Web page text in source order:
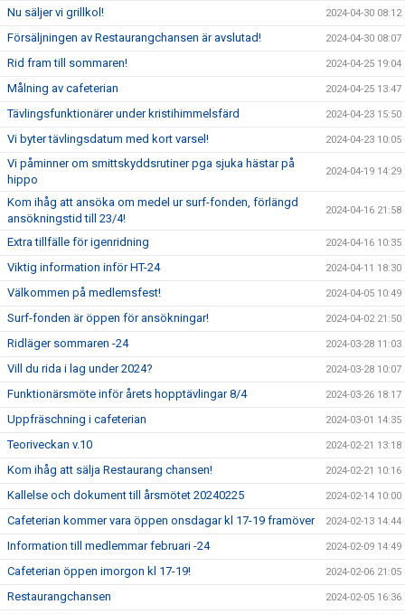
Nu säljer vi grillkol! 2024-04-30 08:12
Försäljningen av Restaurangchansen är avslutad! 2024-04-30 08:07
Rid fram till sommaren! 2024-04-25 19:04
Målning av cafeterian 2024-04-25 13:47
Tävlingsfunktionärer under kristihimmelsfärd 2024-04-23 15:50
Vi byter tävlingsdatum med kort varsel! 2024-04-23 10:05
Vi påminner om smittskyddsrutiner pga sjuka hästar på
hippo
2024-04-19 14:29
Kom ihåg att ansöka om medel ur surf-fonden, förlängd
ansökningstid till 23/4!
2024-04-16 21:58
Extra tillfälle för igenridning 2024-04-16 10:35
Viktig information inför HT-24 2024-04-11 18:30
Välkommen på medlemsfest! 2024-04-05 10:49
Surf-fonden är öppen för ansökningar! 2024-04-02 21:50
Ridläger sommaren -24 2024-03-28 11:03
Vill du rida i lag under 2024? 2024-03-28 10:07
Funktionärsmöte inför årets hopptävlingar 8/4 2024-03-26 18:17
Uppfräschning i cafeterian 2024-03-01 14:35
Teoriveckan v.10 2024-02-21 13:18
Kom ihåg att sälja Restaurang chansen! 2024-02-21 10:16
Kallelse och dokument till årsmötet 20240225 2024-02-14 10:00
Cafeterian kommer vara öppen onsdagar kl 17-19 framöver 2024-02-13 14:44
Information till medlemmar februari -24 2024-02-09 14:49
Cafeterian öppen imorgon kl 17-19! 2024-02-06 21:05
Restaurangchansen 2024-02-05 16:36